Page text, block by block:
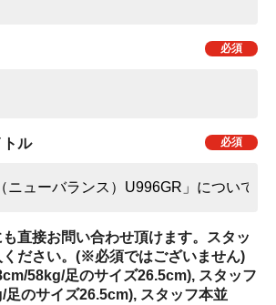
トル
直接お問い合わせ頂けます。スタッ
ください。(※必須ではございません)
58kg/足のサイズ26.5cm), スタッフ
のサイズ26.5cm), スタッフ本並